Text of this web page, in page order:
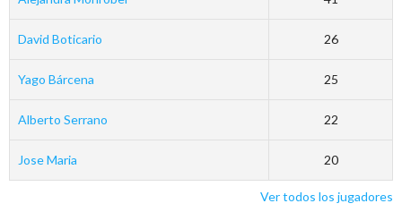
David Boticario 26
Yago Bárcena 25
Alberto Serrano 22
Jose Maria 20
Ver todos los jugadores